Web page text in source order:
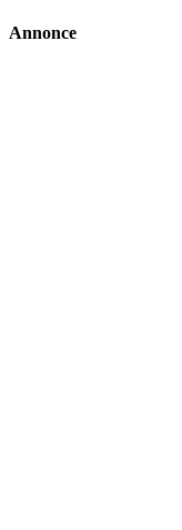
Annonce